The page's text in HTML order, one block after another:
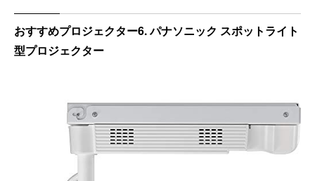
おすすめプロジェクター6. パナソニック スポットライト
型プロジェクター